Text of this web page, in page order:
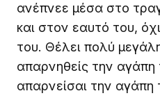
ανέπνεε μέσα στο
και στον εαυτό του,
του. Θέλει πολύ
απαρνηθείς την
απαρνείσαι την αγάπη